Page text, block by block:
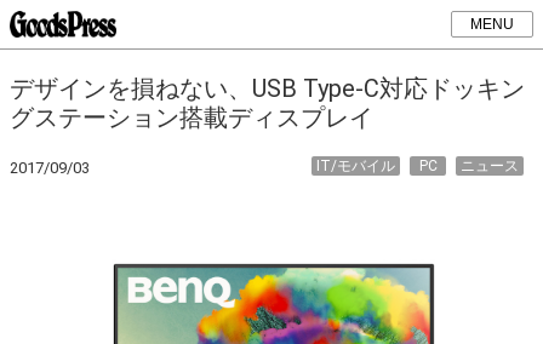
MENU
デザインを損ねない、USB Type-C対応ドッキン
グステーション搭載ディスプレイ
2017/09/03 ニュース
PC
IT/モバイル